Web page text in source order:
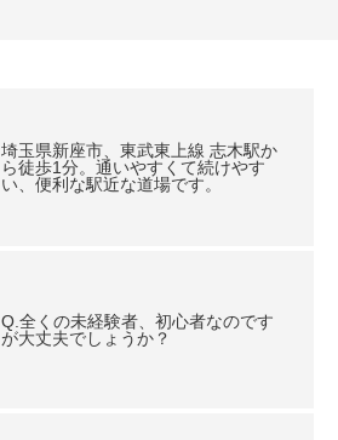
埼玉県新座市、東武東上線 志木駅か
ら徒歩1分。通いやすくて続けやす
い、便利な駅近な道場です。
Q.全くの未経験者、初心者なのです
が大丈夫でしょうか？